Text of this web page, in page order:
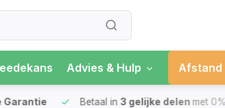
Advies & Hulp Afstand
Betaal in 3 gelijke delen met 0%